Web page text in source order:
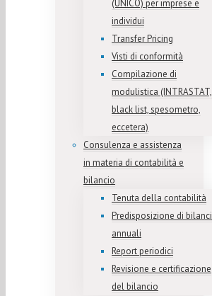
(UNICO) per imprese e
individui
Transfer Pricing
Visti di conformità
Compilazione di
modulistica (INTRASTAT,
black list, spesometro,
eccetera)
Consulenza e assistenza
in materia di contabilità e
bilancio
Tenuta della contabilità
Predisposizione di bilanci
annuali
Report periodici
Revisione e certificazione
del bilancio